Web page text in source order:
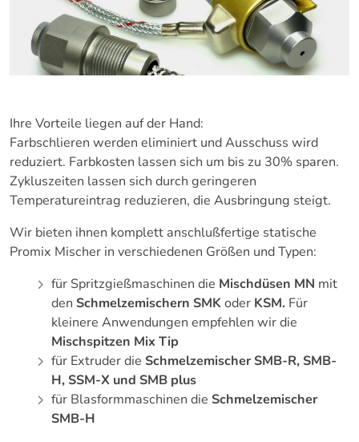
Ihre Vorteile liegen auf der Hand:
Farbschlieren werden eliminiert und Ausschuss wird
reduziert. Farbkosten lassen sich um bis zu 30% sparen.
Zykluszeiten lassen sich durch geringeren
Temperatureintrag reduzieren, die Ausbringung steigt.
Wir bieten ihnen komplett anschlußfertige statische
Promix Mischer in verschiedenen Größen und Typen:
für Spritzgießmaschinen die Mischdüsen MN mit
den Schmelzemischern SMKoder KSM. Für
kleinere Anwendungen empfehlen wir die
Mischspitzen Mix Tip
für Extruder die Schmelzemischer SMB-R, SMB-
H, SSM-X und SMB plus
für Blasformmaschinen die Schmelzemischer
SMB-H